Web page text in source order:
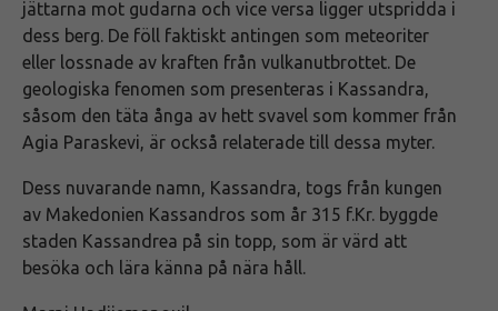
jättarna mot gudarna och vice versa ligger utspridda i
dess berg. De föll faktiskt antingen som meteoriter
eller lossnade av kraften från vulkanutbrottet. De
geologiska fenomen som presenteras i Kassandra,
såsom den täta ånga av hett svavel som kommer från
Agia Paraskevi, är också relaterade till dessa myter.
Dess nuvarande namn, Kassandra, togs från kungen
av Makedonien Kassandros som år 315 f.Kr. byggde
staden Kassandrea på sin topp, som är värd att
besöka och lära känna på nära håll.